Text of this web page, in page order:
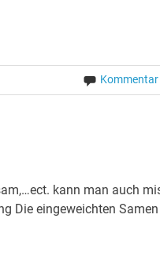
kann man auch
Die eingeweichten